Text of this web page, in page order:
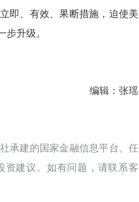
即、有效、果断措施，迫使美
步升级。
编辑：张瑶
承建的国家金融信息平台。任
资建议。如有问题，请联系客